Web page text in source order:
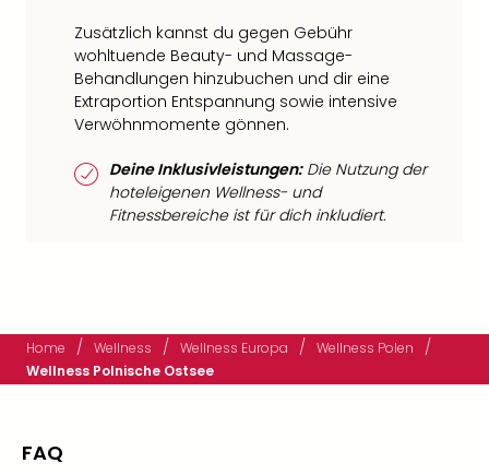
Zusätzlich kannst du gegen Gebühr
wohltuende Beauty- und Massage-
Behandlungen hinzubuchen und dir eine
Extraportion Entspannung sowie intensive
Verwöhnmomente gönnen.
Deine Inklusivleistungen:Die Nutzung der
hoteleigenen Wellness- und
Fitnessbereiche ist für dich inkludiert.
Home / Wellness / Wellness Europa / Wellness Polen /
Wellness Polnische Ostsee
FAQ